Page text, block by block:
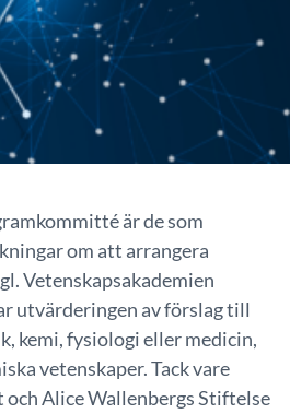
är de som
om att arrangera
Vetenskapsakademien
utvärderingen av förslag till
kemi, fysiologi eller medicin,
vetenskaper. Tack vare
och Alice Wallenbergs Stiftelse